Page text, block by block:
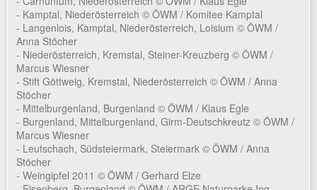
- Kamptal, Niederösterreich © ÖWM / Komitee Kamptal
- Langenlois, Kamptal, Niederösterreich, Loisium © ÖWM /
Anna Stöcher
- Niederösterreich, Kremstal, Steiner-Kreuzberg © ÖWM /
Marcus Wiesner
- Stift Göttweig, Kremstal, Niederösterreich © ÖWM / Anna
Stöcher
- Mittelburgenland, Burgenland © ÖWM / Klaus Egle
- Burgenland, Mittelburgenland, Girm-Deutschkreutz © ÖWM /
Marcus Wiesner
- Leutschach, Südsteiermark, Steiermark © ÖWM / Anna
Stöcher
- Weingipfel 2011 © ÖWM / Gerhard Elze